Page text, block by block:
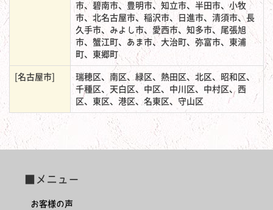
市、碧南市、豊明市、知立市、半田市、小牧
市、北名古屋市、稲沢市、日進市、清須市、長
久手市、みよし市、愛西市、知多市、尾張旭
市、蟹江町、あま市、大治町、弥富市、東浦
町、東郷町
[名古屋市]
瑞穂区、南区、緑区、熱田区、北区、昭和区、
千種区、天白区、中区、中川区、中村区、西
区、東区、港区、名東区、守山区
■メニュー
お客様の声